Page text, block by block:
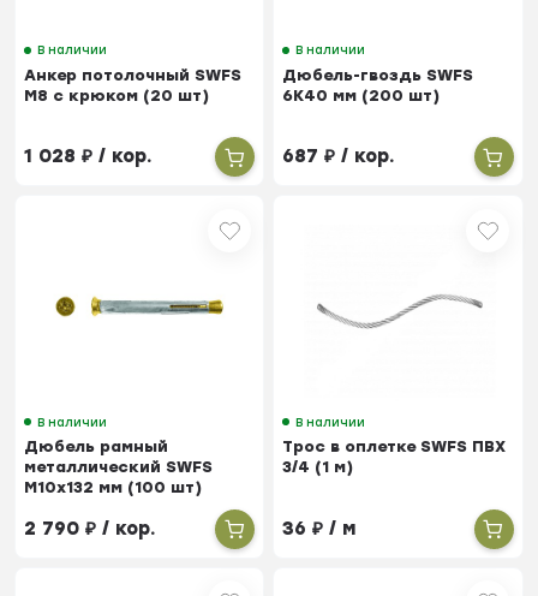
В наличии
Анкер потолочный SWFS
М8 с крюком (20 шт)
1 028₽ / кор.
В наличии
Дюбель-гвоздь SWFS
6K40 мм (200 шт)
687₽ / кор.
В наличии
Дюбель рамный
металлический SWFS
М10х132 мм (100 шт)
2 790₽ / кор.
В наличии
Трос в оплетке SWFS ПВХ
3/4 (1 м)
36₽ / м